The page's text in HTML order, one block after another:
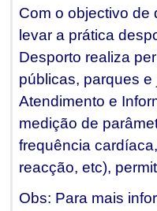
Com o objectivo de
levar a prática
Desporto realiza
públicas, parques e
Atendimento e
medição de
frequência
reacção, etc),
Obs: Para mais